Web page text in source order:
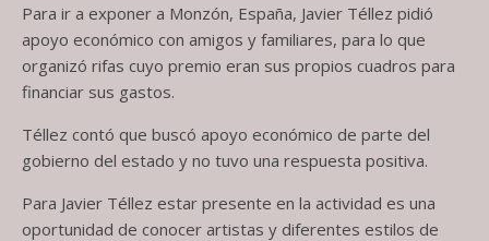
Para ir a exponer a Monzón, España, Javier Téllez pidió
apoyo económico con amigos y familiares, para lo que
organizó rifas cuyo premio eran sus propios cuadros para
financiar sus gastos.
Téllez contó que buscó apoyo económico de parte del
gobierno del estado y no tuvo una respuesta positiva.
Para Javier Téllez estar presente en la actividad es una
oportunidad de conocer artistas y diferentes estilos de